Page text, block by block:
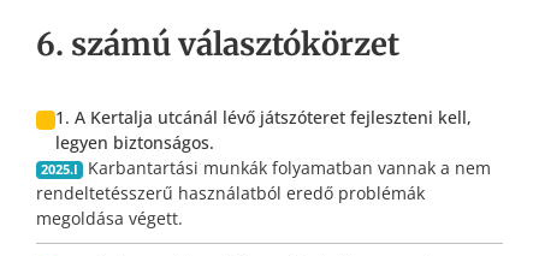
6. számú választókörzet
1. A Kertalja utcánál lévő játszóteret fejleszteni kell,
legyen biztonságos.
2025.I
Karbantartási munkák folyamatban vannak a nem
rendeltetésszerű használatból eredő problémák
megoldása végett.